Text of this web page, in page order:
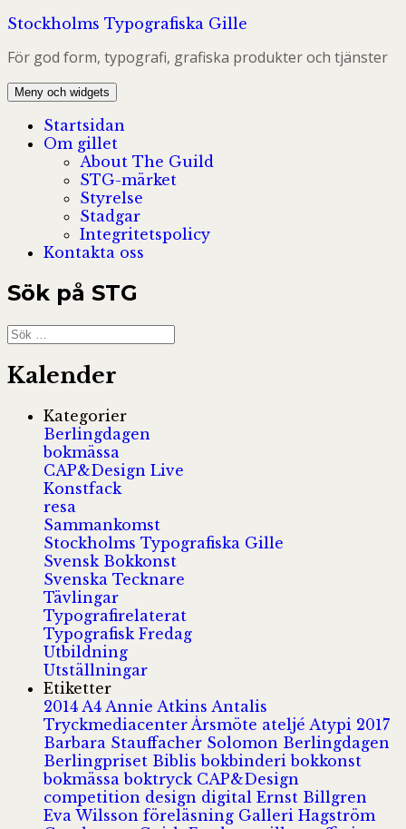
Hoppa
innehåll
Stockholms Typografiska Gille
För god form, typografi, grafiska produkter och tjänster
Meny och widgets
Startsidan
Om gillet
About The Guild
STG-märket
Styrelse
Stadgar
Integritetspolicy
Kontakta oss
Sök på STG
Sök
efter:
Kalender
Kategorier
Berlingdagen
bokmässa
CAP&Design Live
Konstfack
resa
Sammankomst
Stockholms Typografiska Gille
Svensk Bokkonst
Svenska Tecknare
Tävlingar
Typografirelaterat
Typografisk Fredag
Utbildning
Utställningar
Etiketter
2014 A4 Annie Atkins Antalis
Tryckmediacenter Årsmöte ateljé Atypi 2017
Barbara Stauffacher Solomon Berlingdagen
Berlingpriset Biblisbokbinderibokkonst
bokmässaboktryck CAP&Design
competition design digital Ernst Billgren
Eva Wilsson föreläsning Galleri Hagström